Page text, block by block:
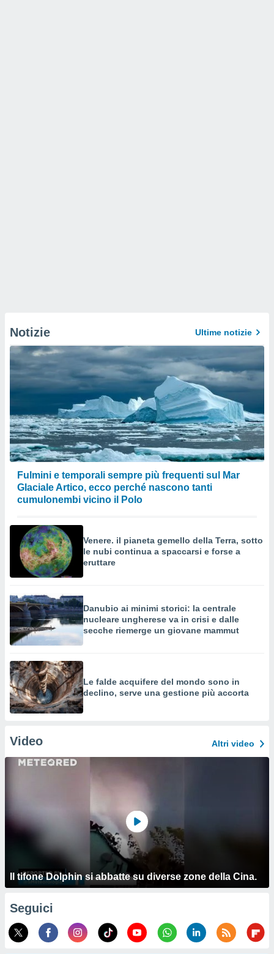
Notizie Ultime notizie
Fulmini e temporali sempre più frequenti sul Mar
Glaciale Artico, ecco perché nascono tanti
cumulonembi vicino il Polo
Venere. il pianeta gemello della Terra, sotto
le nubi continua a spaccarsi e forse a
eruttare
Danubio ai minimi storici: la centrale
nucleare ungherese va in crisi e dalle
secche riemerge un giovane mammut
Le falde acquifere del mondo sono in
declino, serve una gestione più accorta
Video Altri video
Il tifone Dolphin si abbatte su diverse zone della Cina.
Seguici